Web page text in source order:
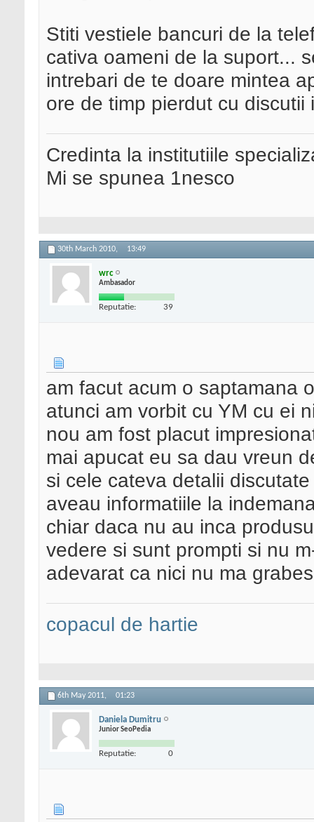
Stiti vestiele bancuri de la
cativa oameni de la suport...
intrebari de te doare mintea
ore de timp pierdut cu discutii
Credinta la institutiile
Mi se spunea 1nesco
30th March 2010, 13:49
wrc
Ambasador
Reputatie: 39
am facut acum o saptamana
atunci am vorbit cu YM cu ei
nou am fost placut
mai apucat eu sa dau vreun
si cele cateva detalii
aveau informatiile la
chiar daca nu au inca
vedere si sunt prompti si nu
adevarat ca nici nu ma
copacul de hartie
6th May 2011, 01:23
Daniela Dumitru
Junior SeoPedia
Reputatie: 0